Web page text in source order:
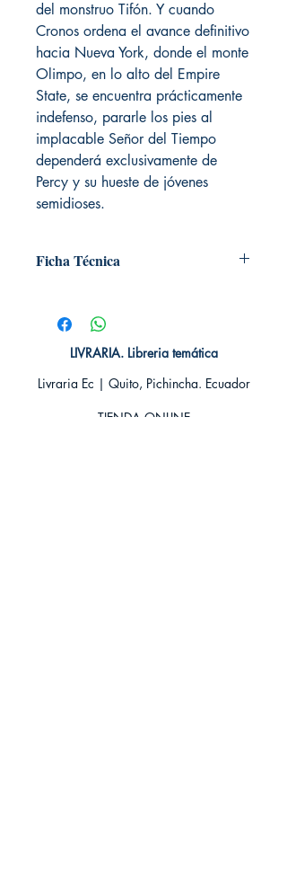
del monstruo Tifón. Y cuando
Cronos ordena el avance definitivo
hacia Nueva York, donde el monte
Olimpo, en lo alto del Empire
State, se encuentra prácticamente
indefenso, pararle los pies al
implacable Señor del Tiempo
dependerá exclusivamente de
Percy y su hueste de jóvenes
semidioses.
Ficha Técnica
Editorial: Salamandra
Idioma: Castellano
Encuadernación: Blanda
Categoría: Fantasía
LIVRARIA. Libreria temática
Livraria Ec | Quito, Pichincha. Ecuador
TIENDA ONLINE​